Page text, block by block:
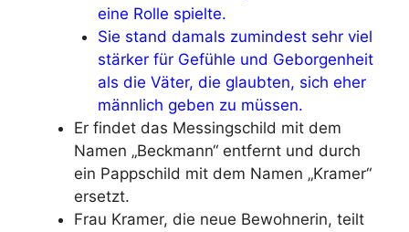
eine Rolle spielte.
Sie stand damals zumindest sehr viel
stärker für Gefühle und Geborgenheit
als die Väter, die glaubten, sich eher
männlich geben zu müssen.
Er findet das Messingschild mit dem
Namen „Beckmann“ entfernt und durch
ein Pappschild mit dem Namen „Kramer“
ersetzt.
Frau Kramer, die neue Bewohnerin, teilt